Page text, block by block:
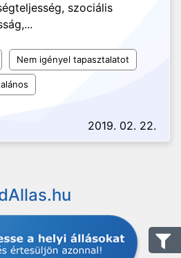
szociális
Nem igényel tapasztalatot
2019. 02. 22.